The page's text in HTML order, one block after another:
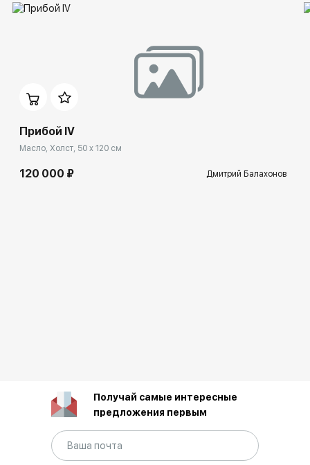
Прибой IV
Масло, Холст, 50 x 120 см
120 000 ₽ Дмитрий Балахонов
Получай самые интересные
предложения первым